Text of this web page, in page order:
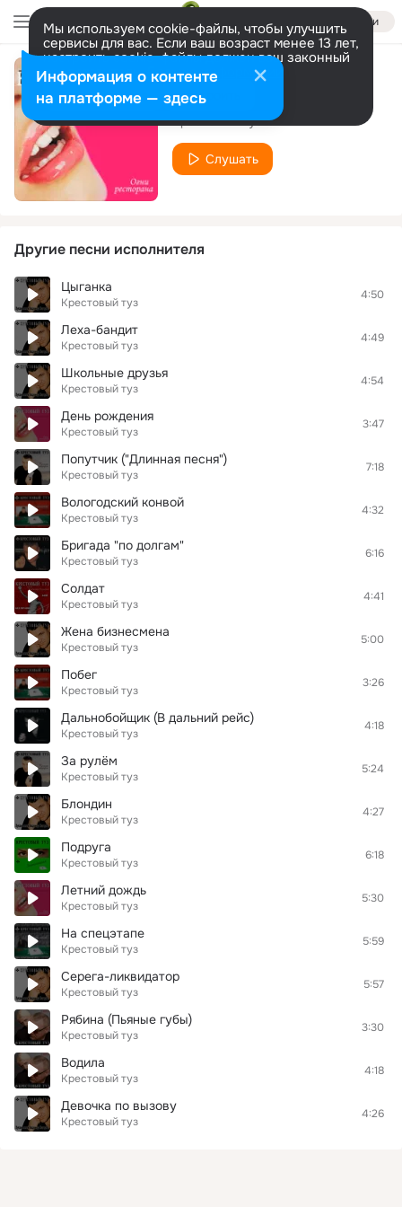
Войти
Мы используем cookie-файлы, чтобы улучшить
сервисы для вас. Если ваш возраст менее 13 лет,
настроить cookie-файлы должен ваш законный
представитель. Больше информации
Разрешить все Настроить
Огни ресторана
Крестовый туз
Слушать
Другие песни исполнителя
Цыганка
Крестовый туз
4:50
Леха-бандит
Крестовый туз
4:49
Школьные друзья
Крестовый туз
4:54
День рождения
Крестовый туз
3:47
Попутчик ("Длинная песня")
Крестовый туз
7:18
Вологодский конвой
Крестовый туз
4:32
Бригада "по долгам"
Крестовый туз
6:16
Солдат
Крестовый туз
4:41
Жена бизнесмена
Крестовый туз
5:00
Побег
Крестовый туз
3:26
Дальнобойщик (В дальний рейс)
Крестовый туз
4:18
За рулём
Крестовый туз
5:24
Блондин
Крестовый туз
4:27
Подруга
Крестовый туз
6:18
Летний дождь
Крестовый туз
5:30
На спецэтапе
Крестовый туз
5:59
Серега-ликвидатор
Крестовый туз
5:57
Рябина (Пьяные губы)
Крестовый туз
3:30
Водила
Крестовый туз
4:18
Девочка по вызову
Крестовый туз
4:26
Информация о контенте
на платформе — здесь